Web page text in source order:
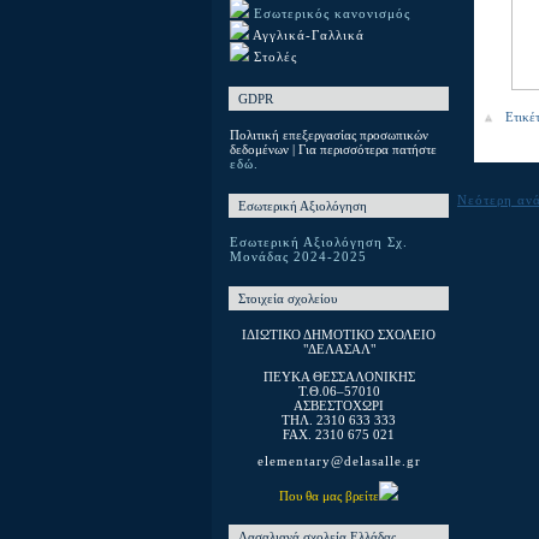
Εσωτερικός κανονισμός
Αγγλικά-Γαλλικά
Στολές
GDPR
Πολιτική επεξεργασίας προσωπικών
δεδομένων | Για περισσότερα πατήστε
εδώ.
Εσωτερική Αξιολόγηση
Εσωτερική Αξιολόγηση Σχ.
Μονάδας 2024-2025
Στοιχεία σχολείου
ΙΔΙΩΤΙΚΟ ΔΗΜΟΤΙΚΟ ΣΧΟΛΕΙΟ
"ΔΕΛΑΣΑΛ"
ΠΕΥΚΑ ΘΕΣΣΑΛΟΝΙΚΗΣ
T.Θ.06–57010
ΑΣΒΕΣΤΟΧΩΡΙ
ΤΗΛ. 2310 633 333
FAX. 2310 675 021
elementary@delasalle.gr
Που θα μας βρείτε
Νεότερη